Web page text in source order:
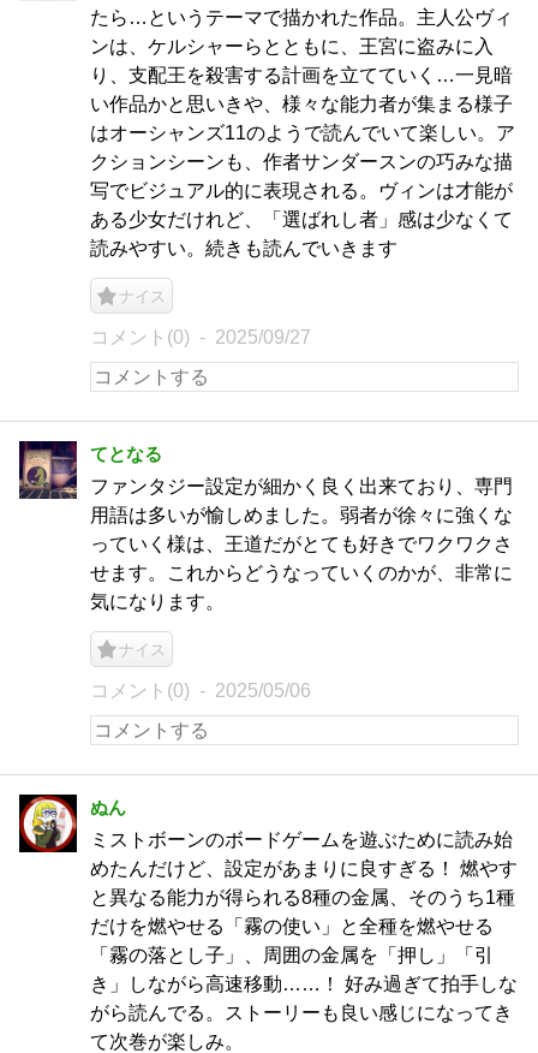
たら…というテーマで描かれた作品。主人公ヴィ
ンは、ケルシャーらとともに、王宮に盗みに入
り、支配王を殺害する計画を立てていく…一見暗
い作品かと思いきや、様々な能力者が集まる様子
はオーシャンズ11のようで読んでいて楽しい。ア
クションシーンも、作者サンダースンの巧みな描
写でビジュアル的に表現される。ヴィンは才能が
ある少女だけれど、「選ばれし者」感は少なくて
読みやすい。続きも読んでいきます
ナイス
コメント(0) 2025/09/27
てとなる
ファンタジー設定が細かく良く出来ており、専門
用語は多いが愉しめました。弱者が徐々に強くな
っていく様は、王道だがとても好きでワクワクさ
せます。これからどうなっていくのかが、非常に
気になります。
ナイス
コメント(0) 2025/05/06
ぬん
ミストボーンのボードゲームを遊ぶために読み始
めたんだけど、設定があまりに良すぎる！ 燃やす
と異なる能力が得られる8種の金属、そのうち1種
だけを燃やせる「霧の使い」と全種を燃やせる
「霧の落とし子」、周囲の金属を「押し」「引
き」しながら高速移動……！ 好み過ぎて拍手しな
がら読んでる。ストーリーも良い感じになってき
て次巻が楽しみ。